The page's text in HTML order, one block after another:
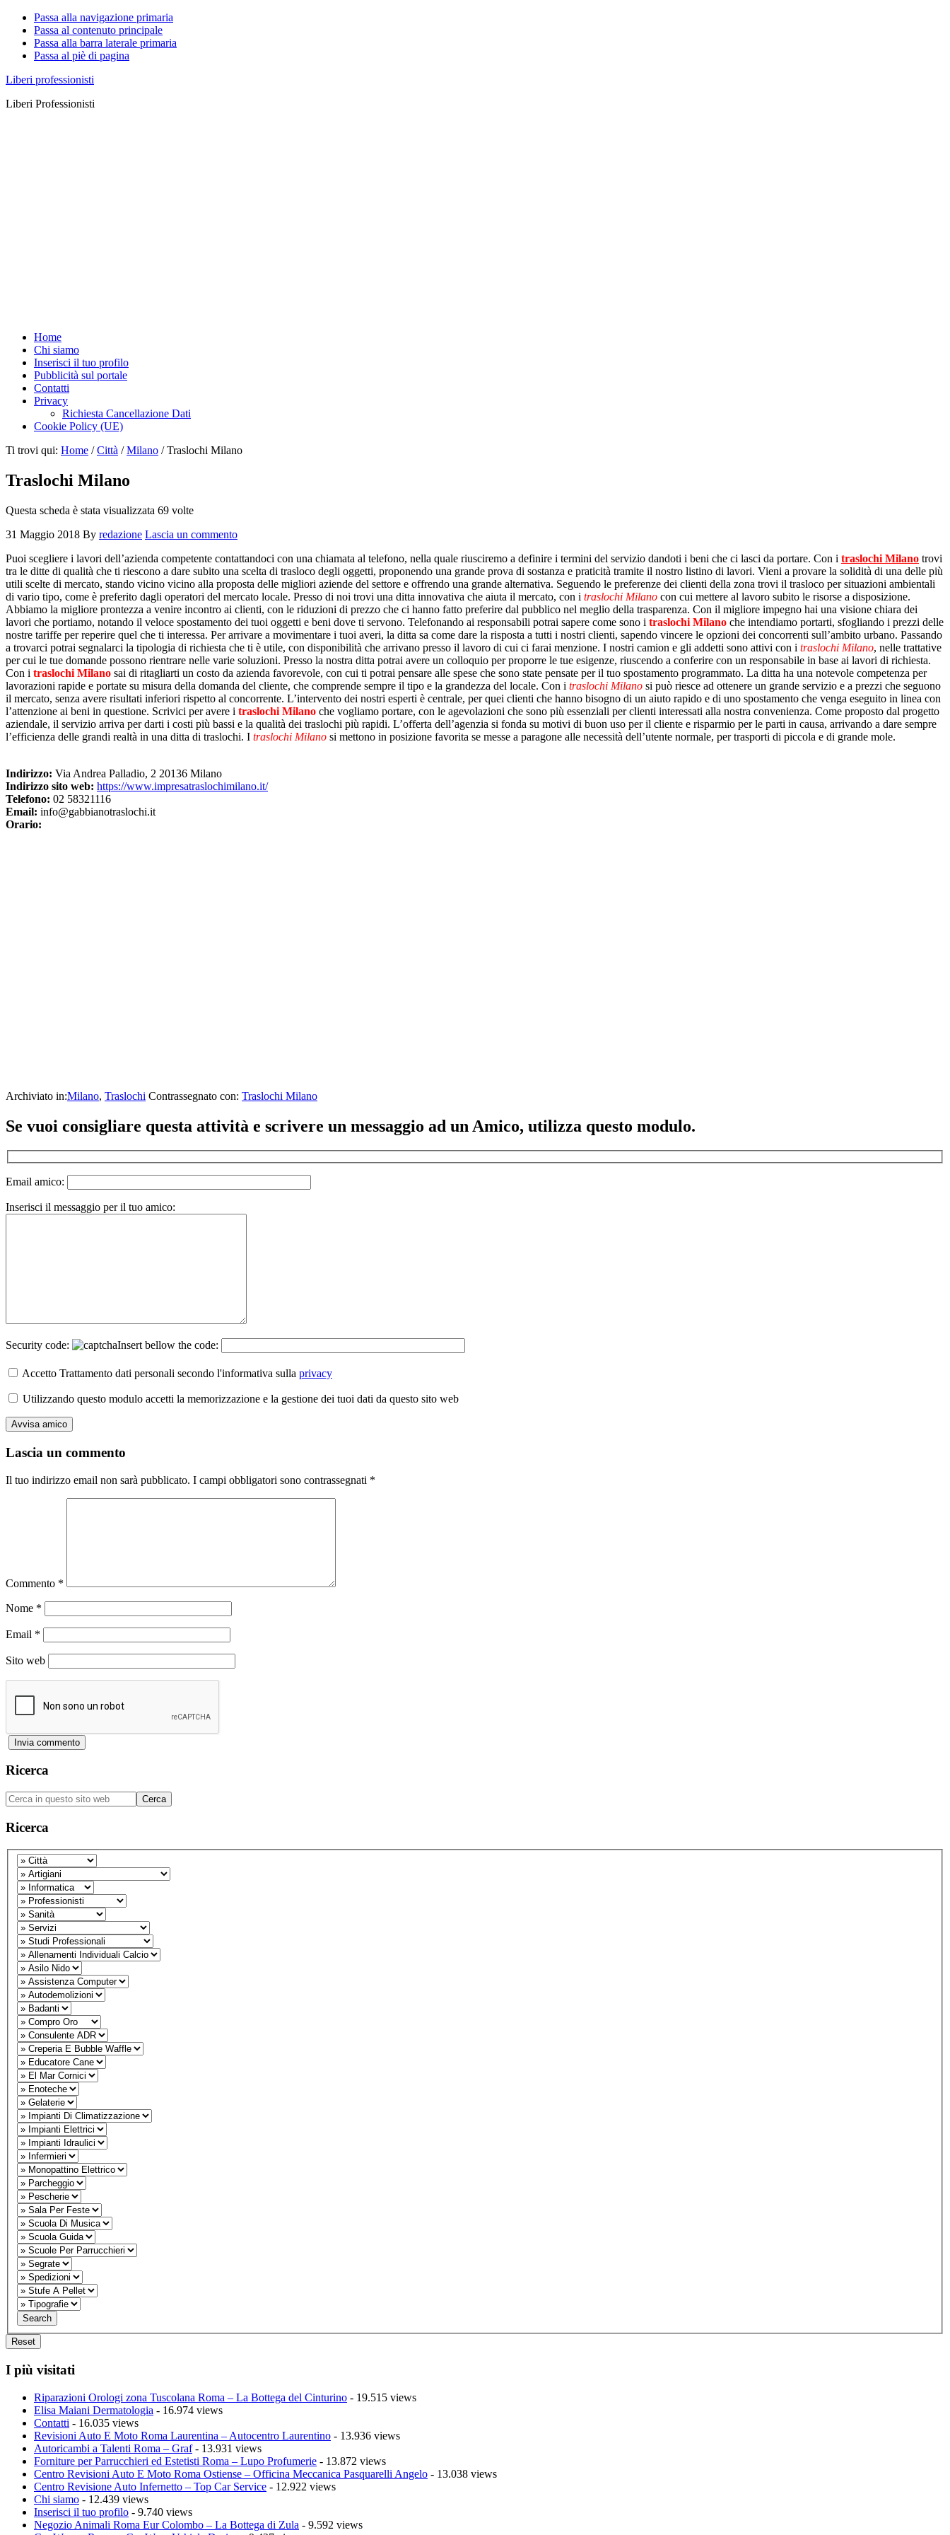
Passa alla navigazione primaria
Passa al contenuto principale
Passa alla barra laterale primaria
Passa al piè di pagina
Liberi professionisti
Liberi Professionisti
Home
Chi siamo
Inserisci il tuo profilo
Pubblicità sul portale
Contatti
Privacy
Richiesta Cancellazione Dati
Cookie Policy (UE)
Ti trovi qui: Home / Città / Milano /Traslochi Milano
Traslochi Milano
Questa scheda è stata visualizzata 69 volte
31 Maggio 2018 By redazione Lascia un commento
Puoi scegliere i lavori dell’azienda competente contattandoci con una chiamata al telefono, nella quale riusciremo a definire i termini del servizio dandoti i beni che ci lasci da portare. Con i traslochi Milano trovi
tra le ditte di qualità che ti riescono a dare subito una scelta di trasloco degli oggetti, proponendo una grande prova di sostanza e praticità tramite il nostro listino di lavori. Vieni a provare la solidità di una delle più
utili scelte di mercato, stando vicino vicino alla proposta delle migliori aziende del settore e offrendo una grande alternativa. Seguendo le preferenze dei clienti della zona trovi il trasloco per situazioni ambientali
di vario tipo, come è preferito dagli operatori del mercato locale. Presso di noi trovi una ditta innovativa che aiuta il mercato, con i traslochi Milano con cui mettere al lavoro subito le risorse a disposizione.
Abbiamo la migliore prontezza a venire incontro ai clienti, con le riduzioni di prezzo che ci hanno fatto preferire dal pubblico nel meglio della trasparenza. Con il migliore impegno hai una visione chiara dei
lavori che portiamo, notando il veloce spostamento dei tuoi oggetti e beni dove ti servono. Telefonando ai responsabili potrai sapere come sono i traslochi Milano che intendiamo portarti, sfogliando i prezzi delle
nostre tariffe per reperire quel che ti interessa. Per arrivare a movimentare i tuoi averi, la ditta sa come dare la risposta a tutti i nostri clienti, sapendo vincere le opzioni dei concorrenti sull’ambito urbano. Passando
a trovarci potrai segnalarci la tipologia di richiesta che ti è utile, con disponibilità che arrivano presso il lavoro di cui ci farai menzione. I nostri camion e gli addetti sono attivi con i traslochi Milano, nelle trattative
per cui le tue domande possono rientrare nelle varie soluzioni. Presso la nostra ditta potrai avere un colloquio per proporre le tue esigenze, riuscendo a conferire con un responsabile in base ai lavori di richiesta.
Con i traslochi Milano sai di ritagliarti un costo da azienda favorevole, con cui ti potrai pensare alle spese che sono state pensate per il tuo spostamento programmato. La ditta ha una notevole competenza per
lavorazioni rapide e portate su misura della domanda del cliente, che comprende sempre il tipo e la grandezza del locale. Con i traslochi Milano si può riesce ad ottenere un grande servizio e a prezzi che seguono
il mercato, senza avere risultati inferiori rispetto al concorrente. L’intervento dei nostri esperti è centrale, per quei clienti che hanno bisogno di un aiuto rapido e di uno spostamento che venga eseguito in linea con
l’attenzione ai beni in questione. Scrivici per avere i traslochi Milano che vogliamo portare, con le agevolazioni che sono più essenziali per clienti interessati alla nostra convenienza. Come proposto dal progetto
aziendale, il servizio arriva per darti i costi più bassi e la qualità dei traslochi più rapidi. L’offerta dell’agenzia si fonda su motivi di buon uso per il cliente e risparmio per le parti in causa, arrivando a dare sempre
l’efficienza delle grandi realtà in una ditta di traslochi. I traslochi Milano si mettono in posizione favorita se messe a paragone alle necessità dell’utente normale, per trasporti di piccola e di grande mole.
Indirizzo: Via Andrea Palladio, 2 20136 Milano
Indirizzo sito web: https://www.impresatraslochimilano.it/
Telefono: 02 58321116
Email: info@gabbianotraslochi.it
Orario:
Archiviato in:Milano, Traslochi Contrassegnato con: Traslochi Milano
Interazioni
lettore
Se vuoi consigliare questa attività e scrivere un messaggio ad un Amico, utilizza questo modulo.
Email amico:
Inserisci il messaggio per il tuo amico:
Security code: Insert bellow the code:
Accetto Trattamento dati personali secondo l'informativa sulla privacy
Utilizzando questo modulo accetti la memorizzazione e la gestione dei tuoi dati da questo sito web
Lascia un commento
Il tuo indirizzo email non sarà pubblicato. I campi obbligatori sono contrassegnati *
Commento *
Nome *
Email *
Sito web
Barra
laterale
primaria
Ricerca
Cerca
in
questo
sito
web
Ricerca
I più visitati
Riparazioni Orologi zona Tuscolana Roma – La Bottega del Cinturino - 19.515 views
Elisa Maiani Dermatologia - 16.974 views
Contatti - 16.035 views
Revisioni Auto E Moto Roma Laurentina – Autocentro Laurentino - 13.936 views
Autoricambi a Talenti Roma – Graf- 13.931 views
Forniture per Parrucchieri ed Estetisti Roma – Lupo Profumerie - 13.872 views
Centro Revisioni Auto E Moto Roma Ostiense – Officina Meccanica Pasquarelli Angelo - 13.038 views
Centro Revisione Auto Infernetto – Top Car Service - 12.922 views
Chi siamo - 12.439 views
Inserisci il tuo profilo - 9.740 views
Negozio Animali Roma Eur Colombo – La Bottega di Zula - 9.592 views